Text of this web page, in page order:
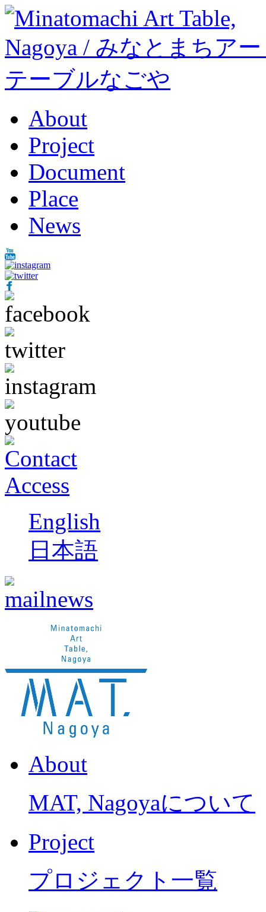
About
Project
Document
Place
News
English
日本語
About
MAT, Nagoyaについて
Project
プロジェクト一覧